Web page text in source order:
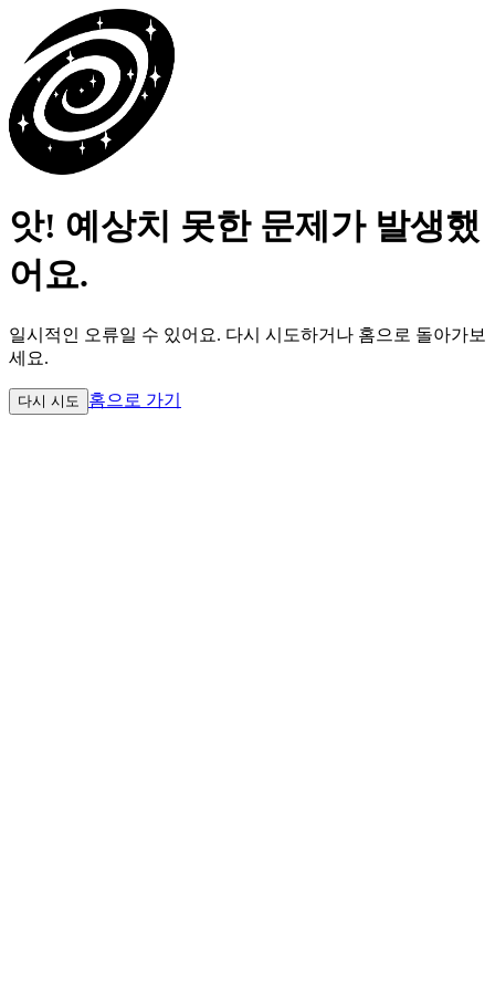
앗! 예상치 못한 문제가 발생했
어요.
일시적인 오류일 수 있어요. 다시 시도하거나 홈으로 돌아가보
세요.
다시 시도 홈으로 가기